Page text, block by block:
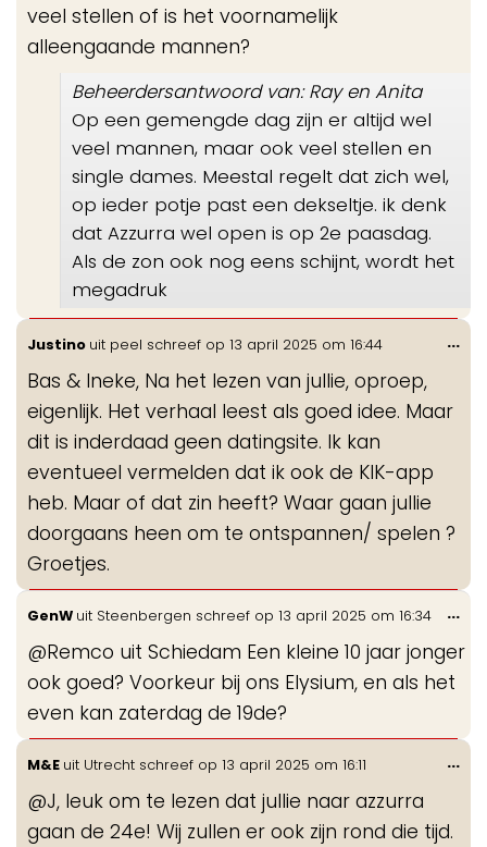
veel stellen of is het voornamelijk
alleengaande mannen?
Beheerdersantwoord van: Ray en Anita
Op een gemengde dag zijn er altijd wel
veel mannen, maar ook veel stellen en
single dames. Meestal regelt dat zich wel,
op ieder potje past een dekseltje. ik denk
dat Azzurra wel open is op 2e paasdag.
Als de zon ook nog eens schijnt, wordt het
megadruk
Justino uit peel schreef op 13 april 2025 om 16:44
Bas & Ineke, Na het lezen van jullie, oproep,
eigenlijk. Het verhaal leest als goed idee. Maar
dit is inderdaad geen datingsite. Ik kan
eventueel vermelden dat ik ook de KIK-app
heb. Maar of dat zin heeft? Waar gaan jullie
doorgaans heen om te ontspannen/ spelen ?
Groetjes.
...
GenW uit Steenbergen schreef op 13 april 2025 om 16:34
@Remco uit Schiedam Een kleine 10 jaar jonger
ook goed? Voorkeur bij ons Elysium, en als het
even kan zaterdag de 19de?
...
M&E uit Utrecht schreef op 13 april 2025 om 16:11
@J, leuk om te lezen dat jullie naar azzurra
gaan de 24e! Wij zullen er ook zijn rond die tijd.
...